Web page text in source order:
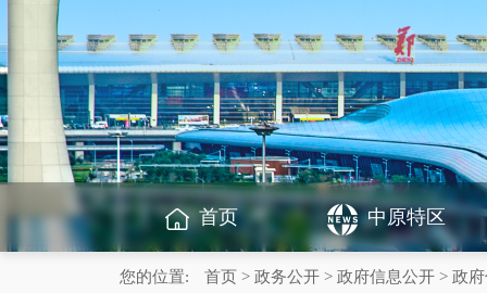
首页 中原特区
您的位置: 首页 > 政务公开 > 政府信息公开 > 政